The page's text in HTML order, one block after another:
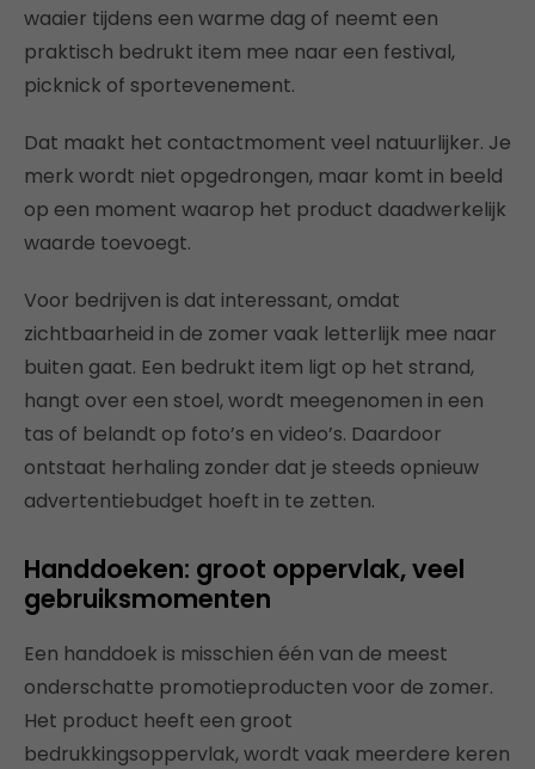
waaier tijdens een warme dag of neemt een
praktisch bedrukt item mee naar een festival,
picknick of sportevenement.
Dat maakt het contactmoment veel natuurlijker. Je
merk wordt niet opgedrongen, maar komt in beeld
op een moment waarop het product daadwerkelijk
waarde toevoegt.
Voor bedrijven is dat interessant, omdat
zichtbaarheid in de zomer vaak letterlijk mee naar
buiten gaat. Een bedrukt item ligt op het strand,
hangt over een stoel, wordt meegenomen in een
tas of belandt op foto’s en video’s. Daardoor
ontstaat herhaling zonder dat je steeds opnieuw
advertentiebudget hoeft in te zetten.
Handdoeken: groot oppervlak, veel
gebruiksmomenten
Een handdoek is misschien één van de meest
onderschatte promotieproducten voor de zomer.
Het product heeft een groot
bedrukkingsoppervlak, wordt vaak meerdere keren